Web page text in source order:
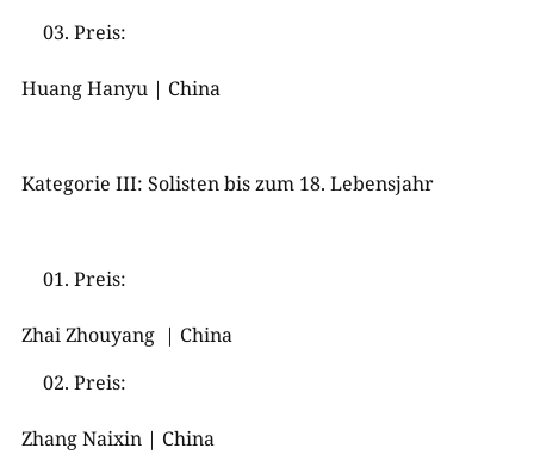
Preis:
Huang Hanyu | China
Kategorie III: Solisten bis zum 18. Lebensjahr
Preis:
Zhai Zhouyang | China
Preis:
Zhang Naixin | China